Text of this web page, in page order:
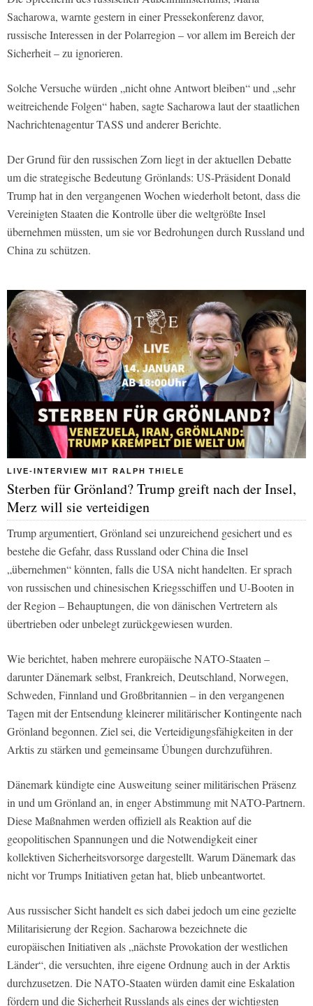
Sacharowa, warnte gestern in einer Pressekonferenz davor,
russische Interessen in der Polarregion – vor allem im Bereich der
Sicherheit – zu ignorieren.
Solche Versuche würden „nicht ohne Antwort bleiben“ und „sehr
weitreichende Folgen“ haben, sagte Sacharowa laut der staatlichen
Nachrichtenagentur TASS und anderer Berichte.
Der Grund für den russischen Zorn liegt in der aktuellen Debatte
um die strategische Bedeutung Grönlands: US-Präsident Donald
Trump hat in den vergangenen Wochen wiederholt betont, dass die
Vereinigten Staaten die Kontrolle über die weltgrößte Insel
übernehmen müssten, um sie vor Bedrohungen durch Russland und
China zu schützen.
LIVE-INTERVIEW MIT RALPH THIELE
Sterben für Grönland? Trump greift nach der Insel,
Merz will sie verteidigen
Trump argumentiert, Grönland sei unzureichend gesichert und es
bestehe die Gefahr, dass Russland oder China die Insel
„übernehmen“ könnten, falls die USA nicht handelten. Er sprach
von russischen und chinesischen Kriegsschiffen und U-Booten in
der Region – Behauptungen, die von dänischen Vertretern als
übertrieben oder unbelegt zurückgewiesen wurden.
Wie berichtet, haben mehrere europäische NATO-Staaten –
darunter Dänemark selbst, Frankreich, Deutschland, Norwegen,
Schweden, Finnland und Großbritannien – in den vergangenen
Tagen mit der Entsendung kleinerer militärischer Kontingente nach
Grönland begonnen. Ziel sei, die Verteidigungsfähigkeiten in der
Arktis zu stärken und gemeinsame Übungen durchzuführen.
Dänemark kündigte eine Ausweitung seiner militärischen Präsenz
in und um Grönland an, in enger Abstimmung mit NATO-Partnern.
Diese Maßnahmen werden offiziell als Reaktion auf die
geopolitischen Spannungen und die Notwendigkeit einer
kollektiven Sicherheitsvorsorge dargestellt. Warum Dänemark das
nicht vor Trumps Initiativen getan hat, blieb unbeantwortet.
Aus russischer Sicht handelt es sich dabei jedoch um eine gezielte
Militarisierung der Region. Sacharowa bezeichnete die
europäischen Initiativen als „nächste Provokation der westlichen
Länder“, die versuchten, ihre eigene Ordnung auch in der Arktis
durchzusetzen. Die NATO-Staaten würden damit eine Eskalation
fördern und die Sicherheit Russlands als eines der wichtigsten